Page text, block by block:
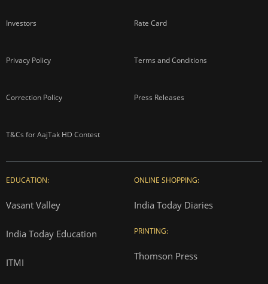
Investors Rate Card
Privacy Policy Terms and Conditions
Correction Policy Press Releases
T&Cs for AajTak HD Contest
EDUCATION:
Vasant Valley
India Today Education
ITMI
ONLINE SHOPPING:
India Today Diaries
PRINTING:
Thomson Press